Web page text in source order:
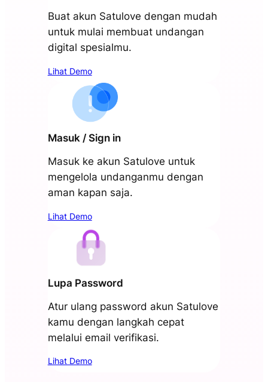
Buat akun Satulove dengan mudah
untuk mulai membuat undangan
digital spesialmu.
Lihat Demo
Masuk / Sign in
Masuk ke akun Satulove untuk
mengelola undanganmu dengan
aman kapan saja.
Lihat Demo
Lupa Password
Atur ulang password akun Satulove
kamu dengan langkah cepat
melalui email verifikasi.
Lihat Demo